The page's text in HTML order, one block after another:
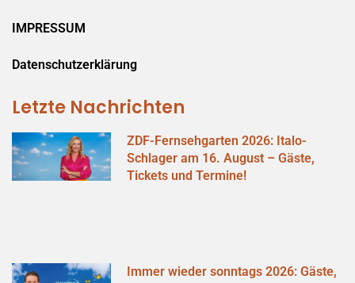
IMPRESSUM
Datenschutzerklärung
Letzte Nachrichten
ZDF-Fernsehgarten 2026: Italo-
Schlager am 16. August – Gäste,
Tickets und Termine!
Immer wieder sonntags 2026: Gäste,